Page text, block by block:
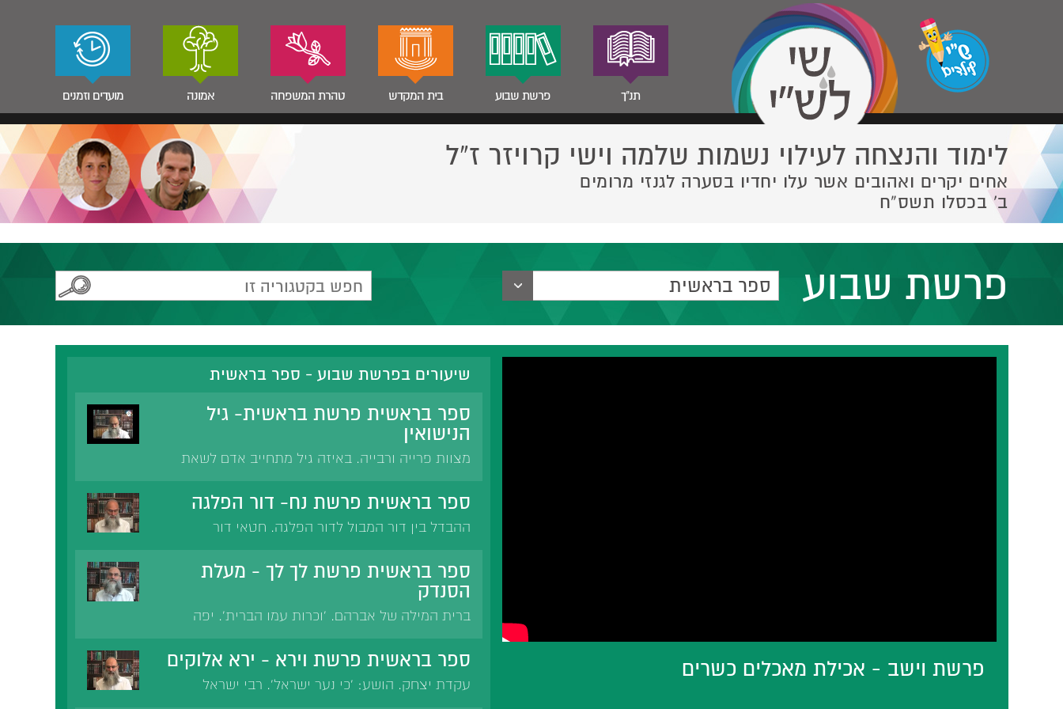
תנ"ך פרשת שבוע בית המקדש טהרת המשפחה אמונה מועדים וזמנים
לימוד והנצחה לעילוי נשמות שלמה וישי קרויזר ז”ל
אחים יקרים ואהובים אשר עלו יחדיו בסערה לגנזי מרומים
ב' בכסלו תשס”ח
פרשת שבוע ספר בראשית
פרשת וישב - אכילת מאכלים כשרים
שיעורים בפרשת שבוע - ספר בראשית
ספר בראשית פרשת בראשית- גיל
הנישואין
מצוות פרייה ורבייה. באיזה גיל מתחייב אדם לשאת
ספר בראשית פרשת נח- דור הפלגה
ההבדל בין דור המבול לדור הפלגה. חטאי דור
רצו שכולם יעבדו עבודה זרה. חטאו של נמרוד.
עונשם של אנשי דור הפלגה.
ספר בראשית פרשת לך לך - מעלת
הסנדק
ברית המילה של אברהם. 'וכרות עמו הברית'. יפה
סנדק כמקטיר קטורת. שלא יהיה אותו סנדק לשני
ספר בראשית פרשת וירא - ירא אלוקים
עקדת יצחק. הושע: 'כי נער ישראל'. רבי ישראל